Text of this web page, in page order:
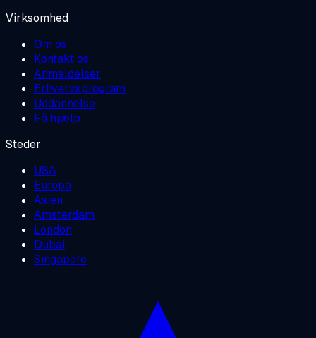
Virksomhed
Om os
Kontakt os
Anmeldelser
Erhvervsprogram
Uddannelse
Få hjælp
Steder
USA
Europa
Asien
Amsterdam
London
Dubai
Singapore